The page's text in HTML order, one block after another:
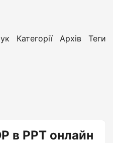
Категорії Архів Теги
в PPT онлайн